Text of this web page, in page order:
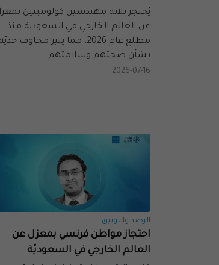
يُحتجز ثلاثة مهندسين كولومبيين
عن العالم الخارجي في السعودية منذ
مطلع عام 2026، مما يثير مخاوف جديّة
بشأن صحتهم وسلامتهم.
2026-07-16
الرصد والتوثيق
احتجاز مواطن فرنسي بمعزل عن
العالم الخارجي في السعوديّة